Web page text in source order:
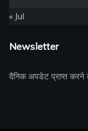
« Jul
Newsletter
दैनिक अपडेट प्राप्त करने